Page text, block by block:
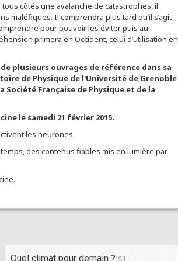
côtés une avalanche de catastrophes, il
maléfiques. Il comprendra plus tard qu’il s’agit
pour pouvoir les éviter puis au
primera en Occident, celui d’utilisation en
plusieurs ouvrages de référence dans sa
de Physique de l'Université de Grenoble
Française de Physique et de la
le samedi 21 février 2015.
les neurones.
des contenus fiables mis en lumière par
Quel climat pour demain ? S1